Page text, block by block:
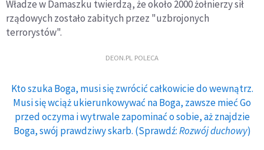
Władze w Damaszku twierdzą, że około 2000 żołnierzy sił
rządowych zostało zabitych przez "uzbrojonych
terrorystów".
DEON.PL POLECA
Kto szuka Boga, musi się zwrócić całkowicie do wewnątrz.
Musi się wciąż ukierunkowywać na Boga, zawsze mieć Go
przed oczyma i wytrwale zapominać o sobie, aż znajdzie
Boga, swój prawdziwy skarb. (Sprawdź:Rozwój duchowy)